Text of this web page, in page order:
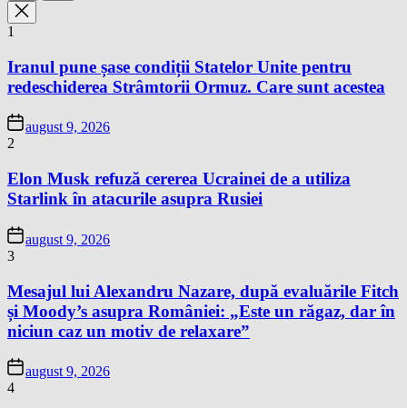
1
Iranul pune șase condiții Statelor Unite pentru
redeschiderea Strâmtorii Ormuz. Care sunt acestea
august 9, 2026
2
Elon Musk refuză cererea Ucrainei de a utiliza
Starlink în atacurile asupra Rusiei
august 9, 2026
3
Mesajul lui Alexandru Nazare, după evaluările Fitch
și Moody’s asupra României: „Este un răgaz, dar în
niciun caz un motiv de relaxare”
august 9, 2026
4